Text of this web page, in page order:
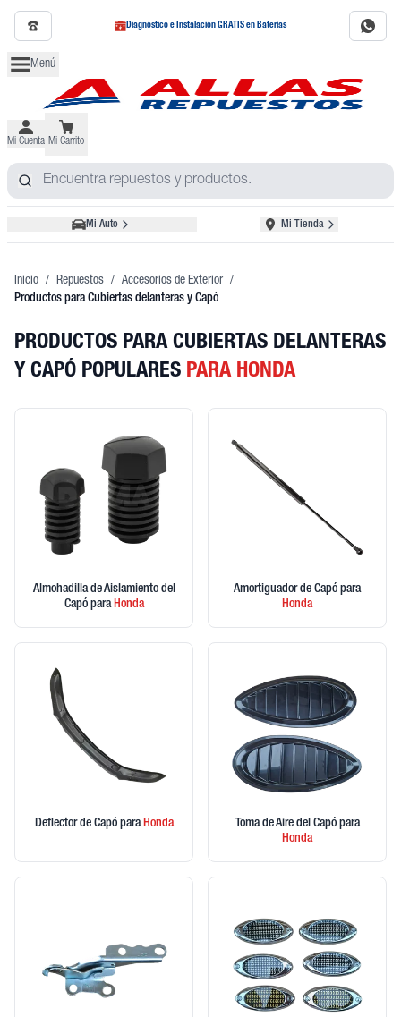
Diagnóstico e Instalación GRATIS en Baterías
Menú
Mi Cuenta Mi Carrito
Mi Auto Mi Tienda
Inicio / Repuestos / Accesorios de Exterior /
Productos para Cubiertas delanteras y Capó
PRODUCTOS PARA CUBIERTAS DELANTERAS
Y CAPÓ POPULARES PARA HONDA
Almohadilla de Aislamiento del
Capó paraHonda
Amortiguador de Capó para
Honda
Deflector de Capó paraHonda Toma de Aire del Capó para
Honda